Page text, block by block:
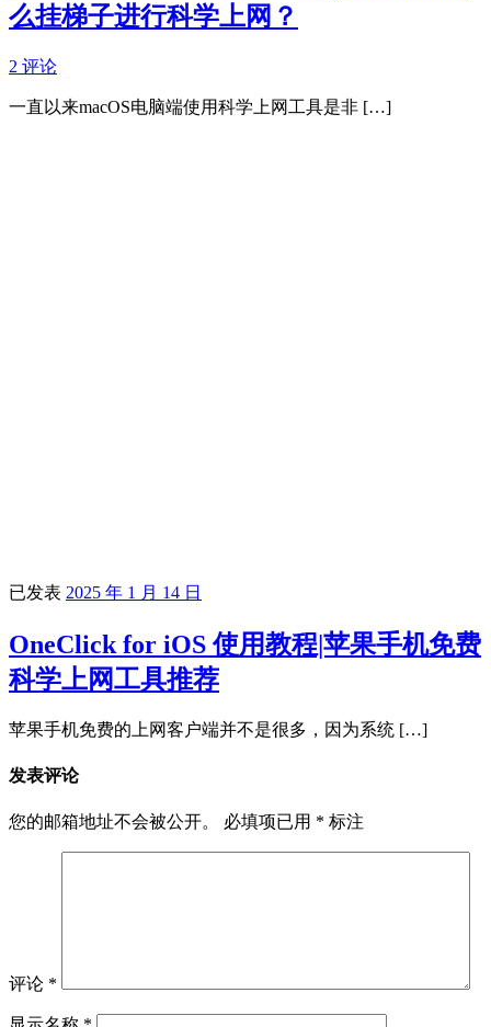
么挂梯子进行科学上网？
2 评论
一直以来macOS电脑端使用科学上网工具是非 […]
已发表 2025 年 1 月 14 日
OneClick for iOS 使用教程|苹果手机免费
科学上网工具推荐
苹果手机免费的上网客户端并不是很多，因为系统 […]
发表评论
您的邮箱地址不会被公开。 必填项已用 * 标注
评论 *